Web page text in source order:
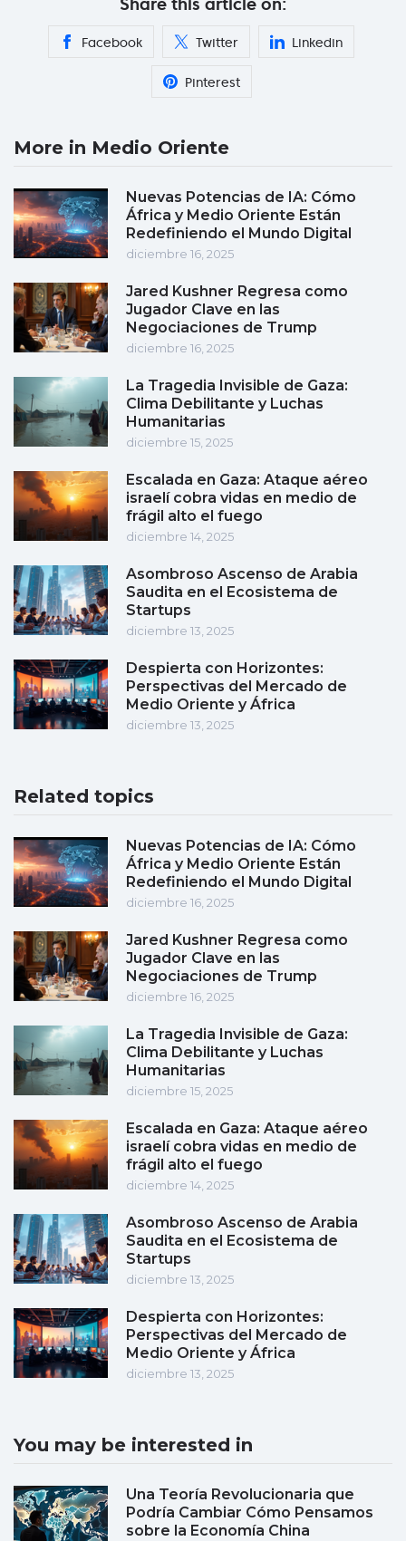
Share this article on:
Facebook Twitter Linkedin
Pinterest
More in Medio Oriente
Nuevas Potencias de IA: Cómo
África y Medio Oriente Están
Redefiniendo el Mundo Digital
diciembre 16, 2025
Jared Kushner Regresa como
Jugador Clave en las
Negociaciones de Trump
diciembre 16, 2025
La Tragedia Invisible de Gaza:
Clima Debilitante y Luchas
Humanitarias
diciembre 15, 2025
Escalada en Gaza: Ataque aéreo
israelí cobra vidas en medio de
frágil alto el fuego
diciembre 14, 2025
Asombroso Ascenso de Arabia
Saudita en el Ecosistema de
Startups
diciembre 13, 2025
Despierta con Horizontes:
Perspectivas del Mercado de
Medio Oriente y África
diciembre 13, 2025
Related topics
Nuevas Potencias de IA: Cómo
África y Medio Oriente Están
Redefiniendo el Mundo Digital
diciembre 16, 2025
Jared Kushner Regresa como
Jugador Clave en las
Negociaciones de Trump
diciembre 16, 2025
La Tragedia Invisible de Gaza:
Clima Debilitante y Luchas
Humanitarias
diciembre 15, 2025
Escalada en Gaza: Ataque aéreo
israelí cobra vidas en medio de
frágil alto el fuego
diciembre 14, 2025
Asombroso Ascenso de Arabia
Saudita en el Ecosistema de
Startups
diciembre 13, 2025
Despierta con Horizontes:
Perspectivas del Mercado de
Medio Oriente y África
diciembre 13, 2025
You may be interested in
Una Teoría Revolucionaria que
Podría Cambiar Cómo Pensamos
sobre la Economía China